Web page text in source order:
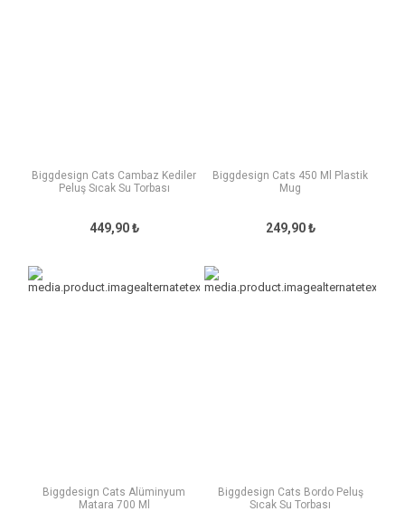
Biggdesign Cats Cambaz Kediler
Peluş Sıcak Su Torbası
449,90 ₺
Biggdesign Cats 450 Ml Plastik
Mug
249,90 ₺
Biggdesign Cats Alüminyum
Matara 700 Ml
Biggdesign Cats Bordo Peluş
Sıcak Su Torbası